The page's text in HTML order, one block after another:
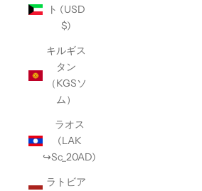
ト (USD
$)
キルギス
タン
（KGSソ
ム）
ラオス
(LAK
↪Sc_20AD)
ラトビア